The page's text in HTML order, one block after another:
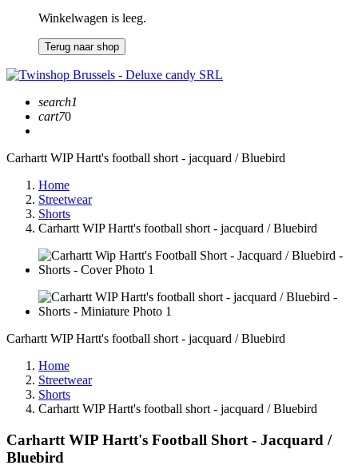
Winkelwagen is leeg.
Terug naar shop
search1
cart70
Carhartt WIP Hartt's football short - jacquard / Bluebird
Home
Streetwear
Shorts
Carhartt WIP Hartt's football short - jacquard / Bluebird
Carhartt WIP Hartt's football short - jacquard / Bluebird
Home
Streetwear
Shorts
Carhartt WIP Hartt's football short - jacquard / Bluebird
Carhartt WIP Hartt's Football Short - Jacquard /
Bluebird